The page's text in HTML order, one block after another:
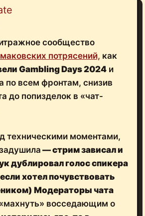
сообщество
маковских потрясений, как
Gambling Days 2024 и
по всем фронтам, снизив
до попизделок в «чат-
техническими моментами,
—стрим зависал и
дублировал голос спикера
хотел почувствовать
Модераторы чата
восседающим о